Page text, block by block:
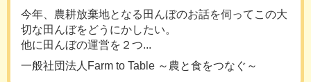
今年、農耕放棄地となる田んぼのお話を伺ってこの大
切な田んぼをどうにかしたい。
他に田んぼの運営を２つ...
一般社団法人Farm to Table ～農と食をつなぐ～